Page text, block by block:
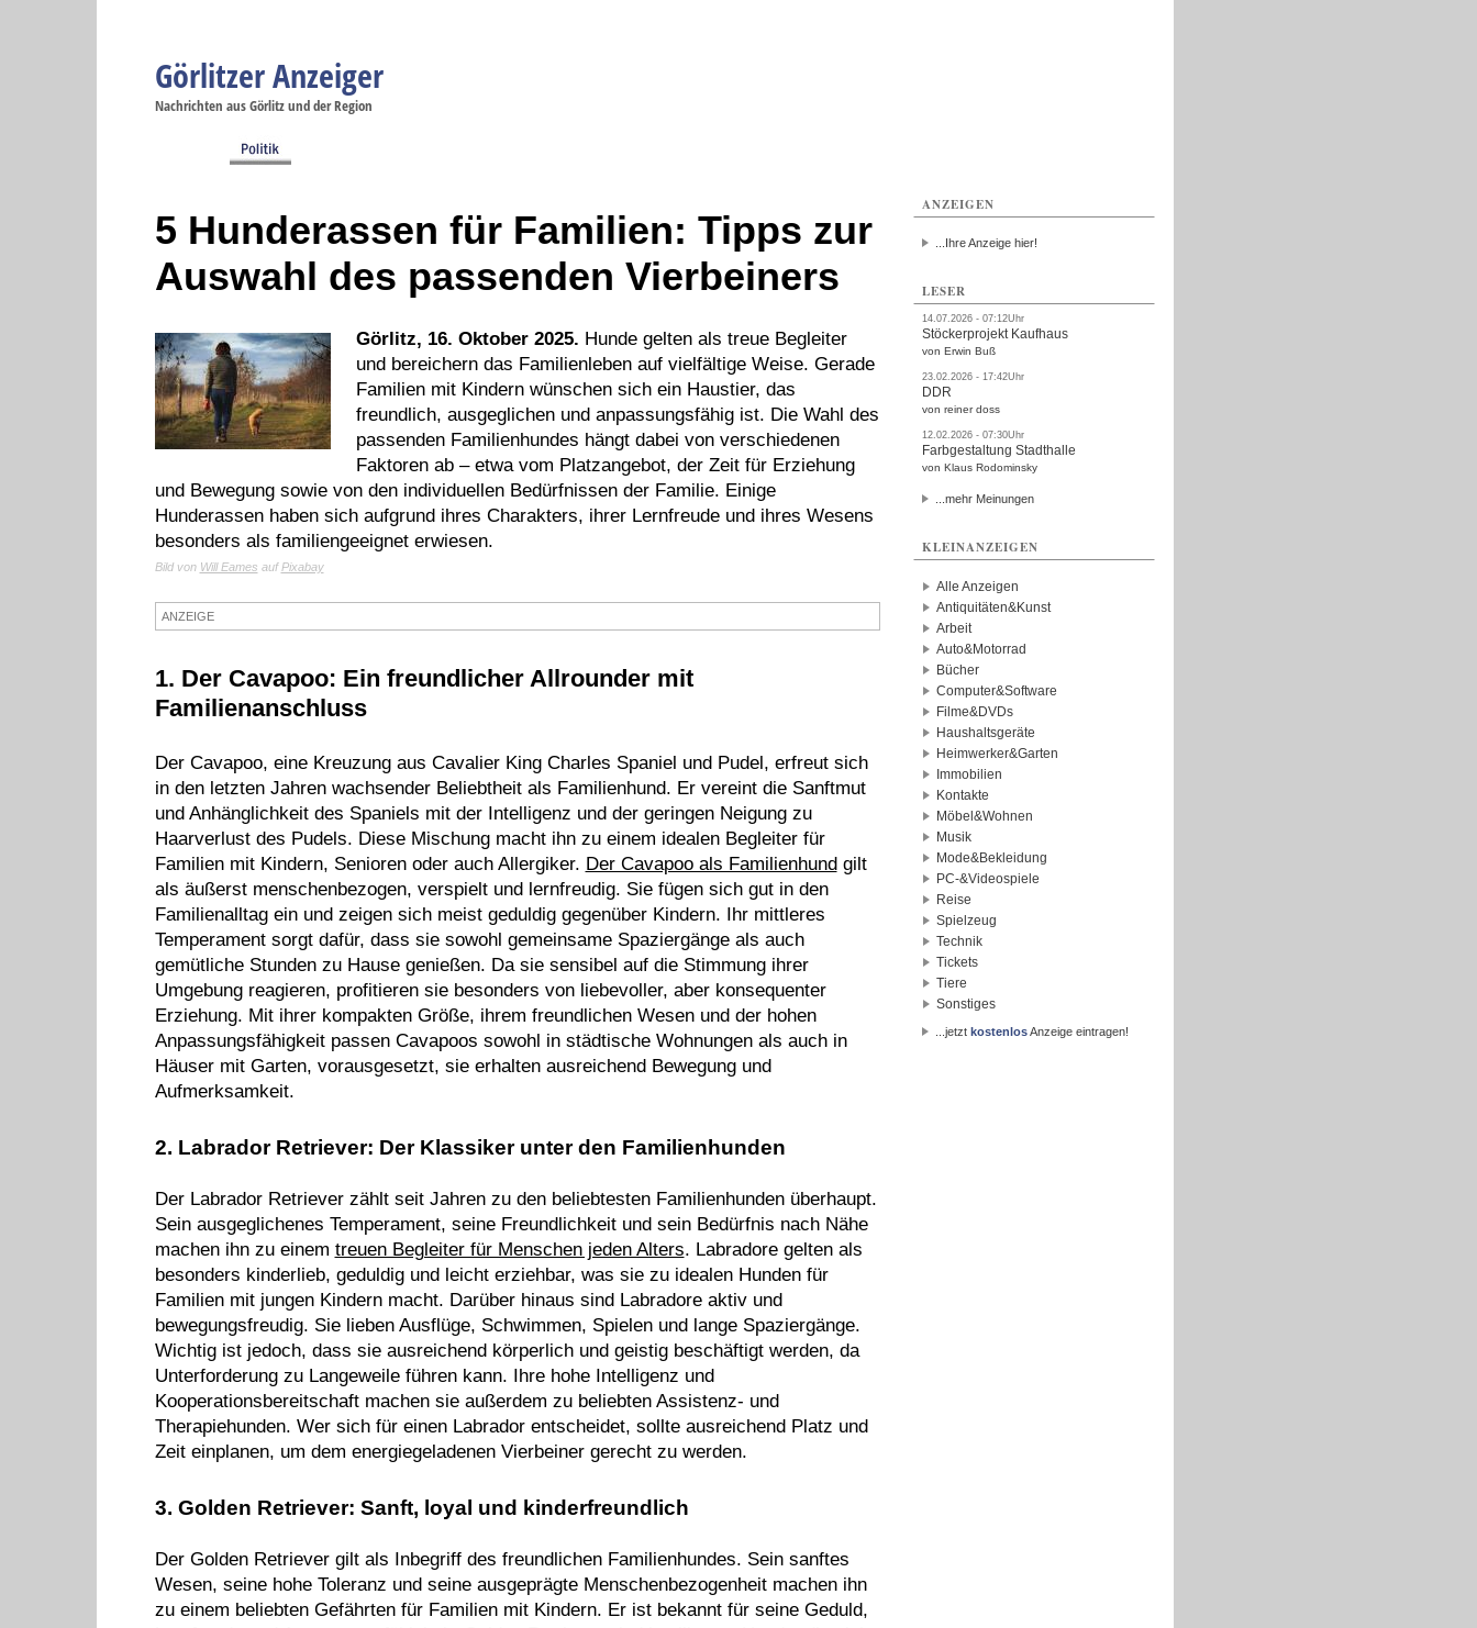
Görlitzer Anzeiger
Nachrichten aus Görlitz und der Region
5 Hunderassen für Familien: Tipps zur
Auswahl des passenden Vierbeiners
Görlitz, 16. Oktober 2025. Hunde gelten als treue Begleiter
und bereichern das Familienleben auf vielfältige Weise. Gerade
Familien mit Kindern wünschen sich ein Haustier, das
freundlich, ausgeglichen und anpassungsfähig ist. Die Wahl des
passenden Familienhundes hängt dabei von verschiedenen
Faktoren ab – etwa vom Platzangebot, der Zeit für Erziehung
und Bewegung sowie von den individuellen Bedürfnissen der Familie. Einige
Hunderassen haben sich aufgrund ihres Charakters, ihrer Lernfreude und ihres Wesens
besonders als familiengeeignet erwiesen.
Bild von Will Eames aufPixabay
ANZEIGE
1. Der Cavapoo: Ein freundlicher Allrounder mit
Familienanschluss
Der Cavapoo, eine Kreuzung aus Cavalier King Charles Spaniel und Pudel, erfreut sich
in den letzten Jahren wachsender Beliebtheit als Familienhund. Er vereint die Sanftmut
und Anhänglichkeit des Spaniels mit der Intelligenz und der geringen Neigung zu
Haarverlust des Pudels. Diese Mischung macht ihn zu einem idealen Begleiter für
Familien mit Kindern, Senioren oder auch Allergiker. Der Cavapoo als Familienhundgilt
als äußerst menschenbezogen, verspielt und lernfreudig. Sie fügen sich gut in den
Familienalltag ein und zeigen sich meist geduldig gegenüber Kindern. Ihr mittleres
Temperament sorgt dafür, dass sie sowohl gemeinsame Spaziergänge als auch
gemütliche Stunden zu Hause genießen. Da sie sensibel auf die Stimmung ihrer
Umgebung reagieren, profitieren sie besonders von liebevoller, aber konsequenter
Erziehung. Mit ihrer kompakten Größe, ihrem freundlichen Wesen und der hohen
Anpassungsfähigkeit passen Cavapoos sowohl in städtische Wohnungen als auch in
Häuser mit Garten, vorausgesetzt, sie erhalten ausreichend Bewegung und
Aufmerksamkeit.
2. Labrador Retriever: Der Klassiker unter den Familienhunden
Der Labrador Retriever zählt seit Jahren zu den beliebtesten Familienhunden überhaupt.
Sein ausgeglichenes Temperament, seine Freundlichkeit und sein Bedürfnis nach Nähe
machen ihn zu einem treuen Begleiter für Menschen jeden Alters. Labradore gelten als
besonders kinderlieb, geduldig und leicht erziehbar, was sie zu idealen Hunden für
Familien mit jungen Kindern macht. Darüber hinaus sind Labradore aktiv und
bewegungsfreudig. Sie lieben Ausflüge, Schwimmen, Spielen und lange Spaziergänge.
Wichtig ist jedoch, dass sie ausreichend körperlich und geistig beschäftigt werden, da
Unterforderung zu Langeweile führen kann. Ihre hohe Intelligenz und
Kooperationsbereitschaft machen sie außerdem zu beliebten Assistenz- und
Therapiehunden. Wer sich für einen Labrador entscheidet, sollte ausreichend Platz und
Zeit einplanen, um dem energiegeladenen Vierbeiner gerecht zu werden.
3. Golden Retriever: Sanft, loyal und kinderfreundlich
Der Golden Retriever gilt als Inbegriff des freundlichen Familienhundes. Sein sanftes
Wesen, seine hohe Toleranz und seine ausgeprägte Menschenbezogenheit machen ihn
zu einem beliebten Gefährten für Familien mit Kindern. Er ist bekannt für seine Geduld,
ANZEIGEN
...Ihre Anzeige hier!
LESER
14.07.2026 - 07:12Uhr
Stöckerprojekt Kaufhaus
von Erwin Buß
23.02.2026 - 17:42Uhr
DDR
von reiner doss
12.02.2026 - 07:30Uhr
Farbgestaltung Stadthalle
von Klaus Rodominsky
...mehr Meinungen
KLEINANZEIGEN
Alle Anzeigen
Antiquitäten&Kunst
Arbeit
Auto&Motorrad
Bücher
Computer&Software
Filme&DVDs
Haushaltsgeräte
Heimwerker&Garten
Immobilien
Kontakte
Möbel&Wohnen
Musik
Mode&Bekleidung
PC-&Videospiele
Reise
Spielzeug
Technik
Tickets
Tiere
Sonstiges
...jetzt kostenlosAnzeige eintragen!